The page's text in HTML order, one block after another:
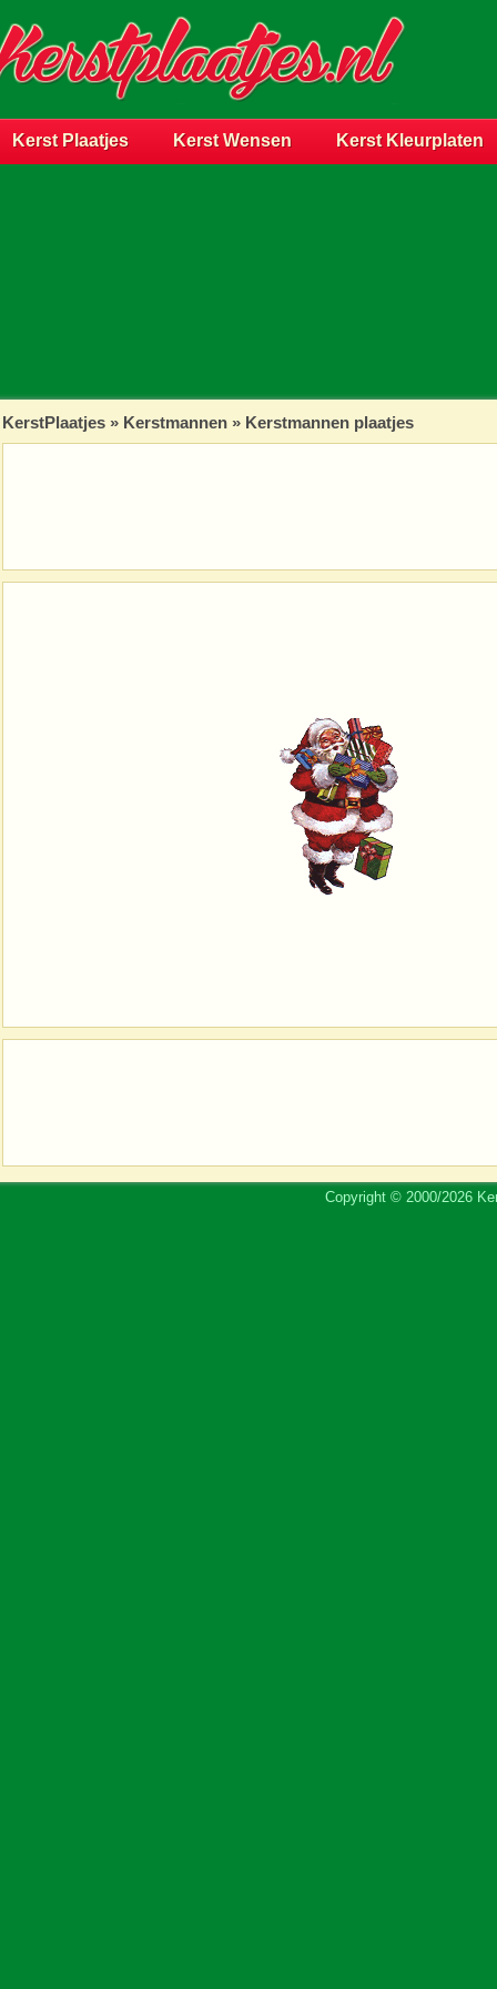
Kerst Plaatjes Kerst Wensen Kerst Kleurplaten
KerstPlaatjes » Kerstmannen » Kerstmannen plaatjes
Copyright © 2000/2026